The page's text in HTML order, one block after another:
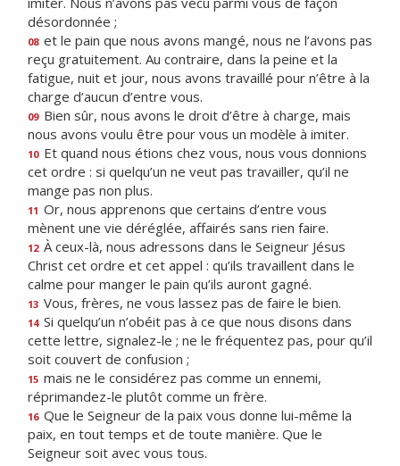
désordonnée ;
08 et le pain que nous avons mangé, nous ne l’avons pas
reçu gratuitement. Au contraire, dans la peine et la
fatigue, nuit et jour, nous avons travaillé pour n’être à la
charge d’aucun d’entre vous.
09 Bien sûr, nous avons le droit d’être à charge, mais
nous avons voulu être pour vous un modèle à imiter.
10 Et quand nous étions chez vous, nous vous donnions
cet ordre : si quelqu’un ne veut pas travailler, qu’il ne
mange pas non plus.
11 Or, nous apprenons que certains d’entre vous
mènent une vie déréglée, affairés sans rien faire.
12 À ceux-là, nous adressons dans le Seigneur Jésus
Christ cet ordre et cet appel : qu’ils travaillent dans le
calme pour manger le pain qu’ils auront gagné.
13 Vous, frères, ne vous lassez pas de faire le bien.
14 Si quelqu’un n’obéit pas à ce que nous disons dans
cette lettre, signalez-le ; ne le fréquentez pas, pour qu’il
soit couvert de confusion ;
15 mais ne le considérez pas comme un ennemi,
réprimandez-le plutôt comme un frère.
16 Que le Seigneur de la paix vous donne lui-même la
paix, en tout temps et de toute manière. Que le
Seigneur soit avec vous tous.